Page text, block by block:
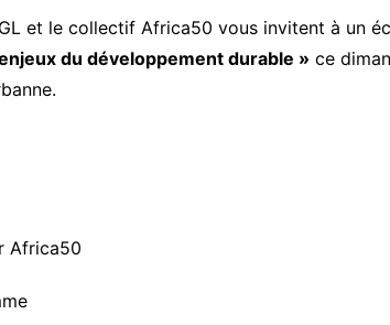
et le collectif Africa50 vous invitent à un
du développement durable » ce
Africa50